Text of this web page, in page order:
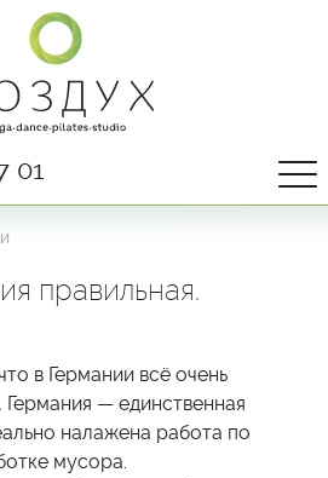
01
правильная.
в Германии всё очень
— единственная
налажена работа по
мусора.